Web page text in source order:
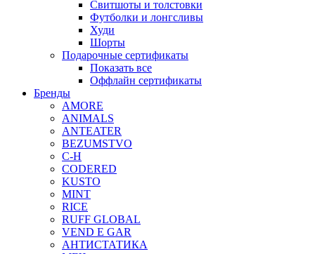
Свитшоты и толстовки
Футболки и лонгсливы
Худи
Шорты
Подарочные сертификаты
Показать все
Оффлайн сертификаты
Бренды
AMORE
ANIMALS
ANTEATER
BEZUMSTVO
C-H
CODERED
KUSTO
MINT
RICE
RUFF GLOBAL
VEND E GAR
АНТИСТАТИКА